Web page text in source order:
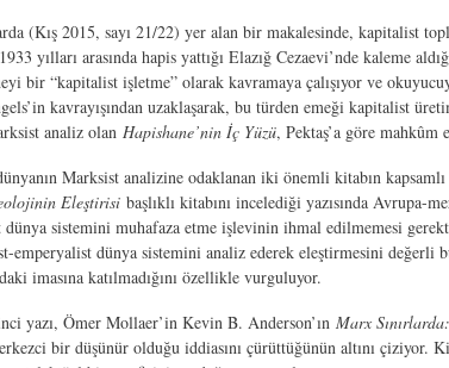
(Kış 2015, sayı 21/22) yer alan bir makalesinde, kapitalist
yılları arasında hapis yattığı Elazığ Cezaevi’nde kaleme
bir “kapitalist işletme” olarak kavramaya çalışıyor ve
kavrayışından uzaklaşarak, bu türden emeği kapitalist
analiz olan Hapishane’nin İç Yüzü, Pektaş’a göre mahkûm
Marksist analizine odaklanan iki önemli kitabın
Eleştirisi başlıklı kitabını incelediği yazısında
sistemini muhafaza etme işlevinin ihmal edilmemesi
dünya sistemini analiz ederek eleştirmesini değerli
imasına katılmadığını özellikle vurguluyor.
yazı, Ömer Mollaer’in Kevin B. Anderson’ın Marx
bir düşünür olduğu iddiasını çürüttüğünün altını çiziyor.